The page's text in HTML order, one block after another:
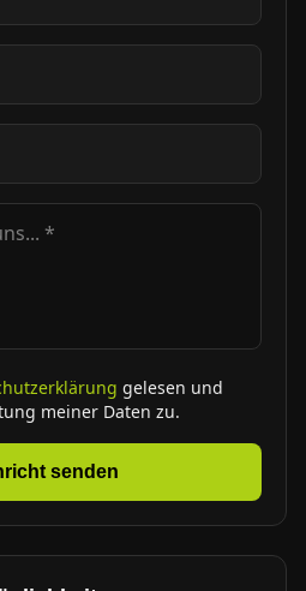
gelesen und
meiner Daten zu.
senden